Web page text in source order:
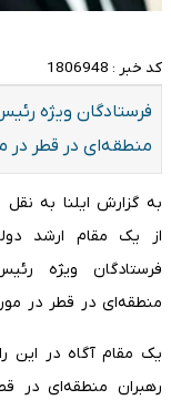
کد خبر : 1806948
فرستادگان ویژه
منطقه‌ای در قطر در
به گزارش ایلنا به
از یک مقام ارشد
فرستادگان ویژه
منطقه‌ای در قطر در
یک مقام آگاه در این
رهبران منطقه‌ای در